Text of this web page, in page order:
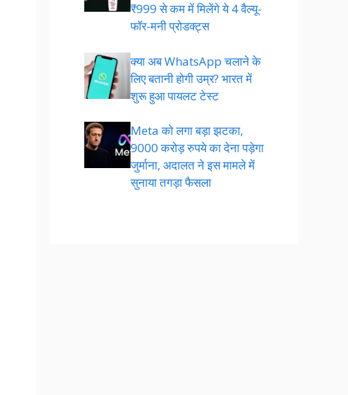
₹999 से कम में मिलेंगे ये 4 वैल्यू-
फॉर-मनी प्रोडक्ट्स
क्या अब WhatsApp चलाने के
लिए बतानी होगी उम्र? भारत में
शुरू हुआ पायलट टेस्ट
Meta को लगा बड़ा झटका,
9000 करोड़ रुपये का देना पड़ेगा
जुर्माना, अदालत ने इस मामले में
सुनाया तगड़ा फैसला